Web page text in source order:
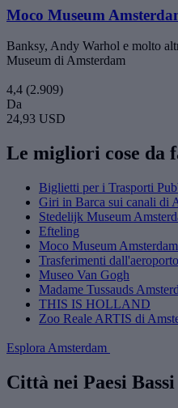
Moco Museum
Banksy, Andy Warhol e molto
Museum di Amsterdam
4,4 (2.909)
Da
24,93 USD
Le migliori cose da
Biglietti per i Trasporti
Giri in Barca sui canali di
Stedelijk Museum
Efteling
Moco Museum Amsterdam
Trasferimenti
Museo Van Gogh
Madame Tussauds
THIS IS HOLLAND
Zoo Reale ARTIS di
Esplora Amsterdam
Città nei Paesi Bassi